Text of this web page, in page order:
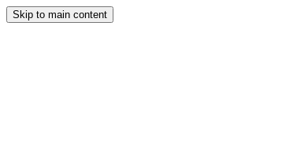
Skip to main content